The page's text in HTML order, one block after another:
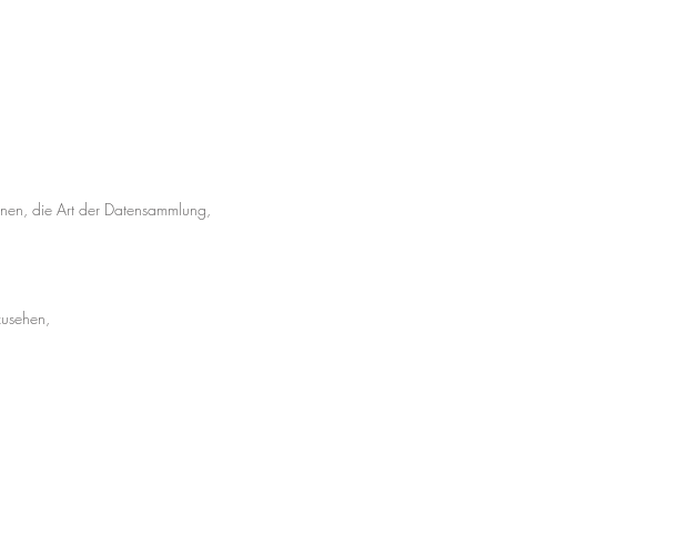
die Art der Datensammlung,